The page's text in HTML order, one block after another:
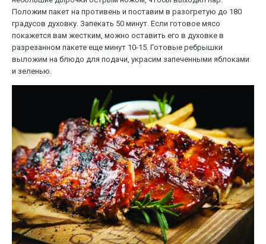
Положим пакет на противень и поставим в разогретую до 180
градусов духовку. Запекать 50 минут. Если готовое мясо
покажется вам жестким, можно оставить его в духовке в
разрезанном пакете еще минут 10-15. Готовые ребрышки
выложим на блюдо для подачи, украсим запеченными яблоками
и зеленью.